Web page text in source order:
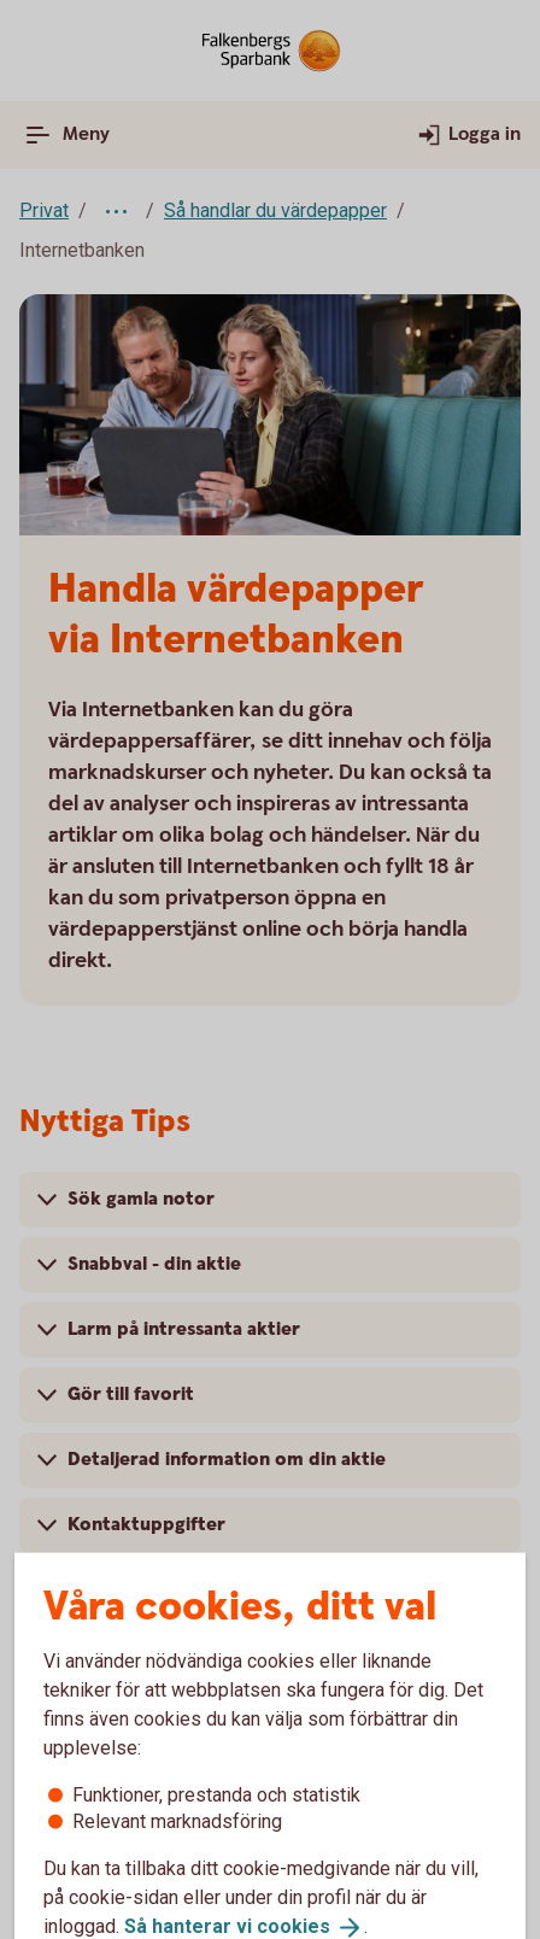
Meny Logga in
Privat
Så handlar du värdepapper
Internetbanken
Handla värdepapper
via Internetbanken
Via Internetbanken kan du göra
värdepappersaffärer, se ditt innehav och följa
marknadskurser och nyheter. Du kan också ta
del av analyser och inspireras av intressanta
artiklar om olika bolag och händelser. När du
är ansluten till Internetbanken och fyllt 18 år
kan du som privatperson öppna en
värdepapperstjänst online och börja handla
direkt.
Nyttiga Tips
Sök gamla notor
Snabbval - din aktie
Larm på intressanta aktier
Gör till favorit
Detaljerad information om din aktie
Kontaktuppgifter
De vanligaste frågorna
Vilka marknader är möjliga att handla på?
Hur börjar jag handla?
Vad är köpkraft?
Våra cookies, ditt val
Vi använder nödvändiga cookies eller liknande
tekniker för att webbplatsen ska fungera för dig. Det
finns även cookies du kan välja som förbättrar din
upplevelse:
Funktioner, prestanda och statistik
Relevant marknadsföring
Du kan ta tillbaka ditt cookie-medgivande när du vill,
på cookie-sidan eller under din profil när du är
inloggad. Så hanterar vi cookies .